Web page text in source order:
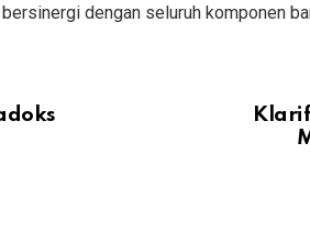
dengan seluruh komponen